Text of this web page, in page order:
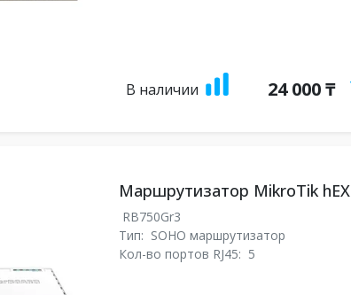
В наличии 24 000 ₸
Маршрутизатор MikroTik hEX
RB750Gr3
Тип: SOHO маршрутизатор
Кол-во портов RJ45: 5